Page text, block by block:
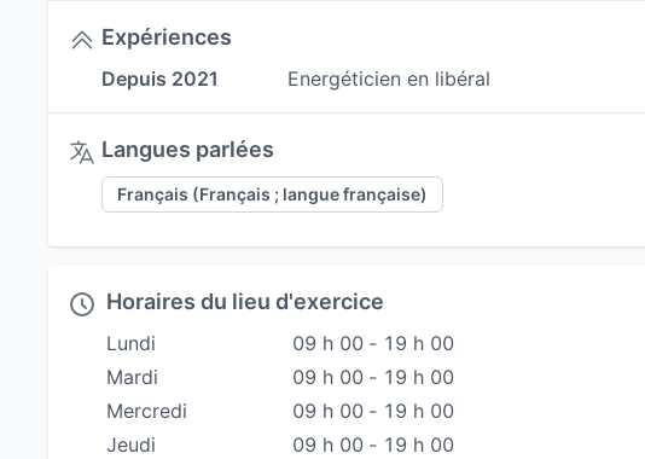
Le travail se fait en compréhension et accord du consultant.
Expériences
Depuis 2021 Energéticien en libéral
Langues parlées
Français (Français ; langue française)
Horaires du lieu d'exercice
Lundi
09 h 00 ‐ 19 h 00
Mardi
09 h 00 ‐ 19 h 00
Mercredi
09 h 00 ‐ 19 h 00
Jeudi
09 h 00 ‐ 19 h 00